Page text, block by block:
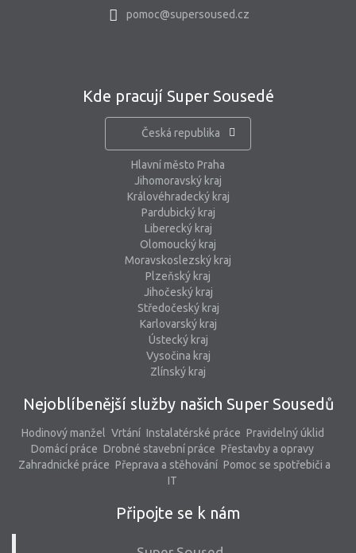
pomoc@supersoused.cz
Kde pracují Super Sousedé
Česká republika
Hlavní město Praha
Jihomoravský kraj
Královéhradecký kraj
Pardubický kraj
Liberecký kraj
Olomoucký kraj
Moravskoslezský kraj
Plzeňský kraj
Jihočeský kraj
Středočeský kraj
Karlovarský kraj
Ústecký kraj
Vysočina kraj
Zlínský kraj
Nejoblíbenější služby našich Super Sousedů
Hodinový manžel Vrtání Instalatérské práce Pravidelný úklid
Domácí práce Drobné stavební práce Přestavby a opravy
Zahradnické práce Přeprava a stěhování Pomoc se spotřebiči a
IT
Připojte se k nám